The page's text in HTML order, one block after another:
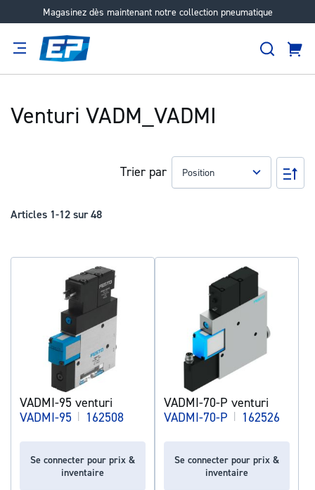
Magasinez dès maintenant notre collection pneumatique
Aller
Venturi VADM_VADMI
Articles 1-12 sur48
Trier par
Par
VADMI-95 venturi
VADMI-95 | 162508
Se connecter pour prix &
inventaire
VADMI-70-P venturi
VADMI-70-P | 162526
Se connecter pour prix &
inventaire